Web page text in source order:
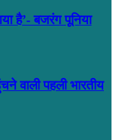
है’- बजरंग पूनिया
वाली पहली भारतीय